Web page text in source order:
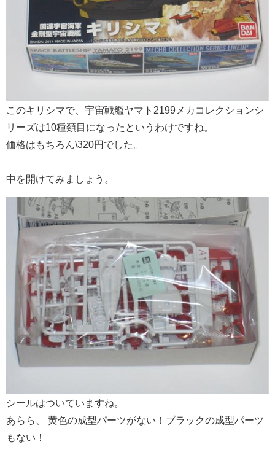
このキリシマで、宇宙戦艦ヤマト2199メカコレクションシ
リーズは10種類目になったというわけですね。
価格はもちろん\320円でした。
中を開けてみましょう。
シールはついていますね。
あらら、 黄色の成型パーツがない！ブラックの成型パーツ
もない！